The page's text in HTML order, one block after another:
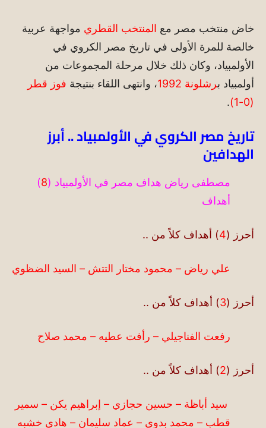
خاض منتخب مصر مع المنتخب القطري مواجهة عربية
خالصة للمرة الأولى في تاريخ مصر الكروي في
الأولمبياد، وكان ذلك خلال مرحلة المجموعات من
أولمبياد برشلونة 1992 ، وانتهى اللقاء بنتيجة فوز قطر
(0-1)
.
تاريخ مصر الكروي في الأولمبياد .. أبرز
الهدافين
مصطفى رياض هداف مصر في الأولمبياد (8
)
أهداف
أحرز (4) أهداف كلاً من ..
علي رياض – محمود مختار التتش – السيد الضظوي
أحرز (3) أهداف كلاً من ..
رفعت الفناجيلي – رأفت عطيه – محمد صلاح
أحرز (2) أهداف كلاً من ..
سيد أباظة – حسين حجازي – إبراهيم يكن – سمير
قطب – محمد بدوي – عماد سليمان – هادي خشبه